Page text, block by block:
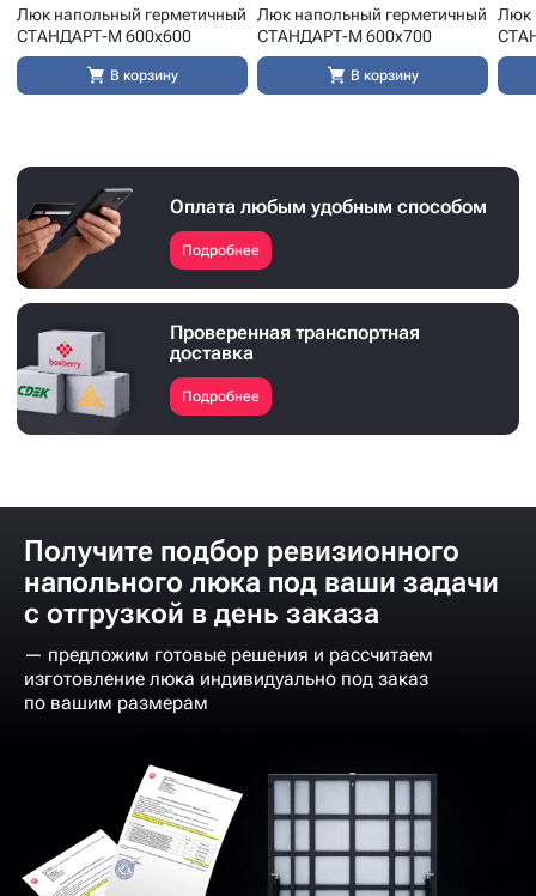
Люк напольный герметичный
СТАНДАРТ-М 600x600
В корзину
Люк напольный герметичный
СТАНДАРТ-М 600x700
В корзину
Люк
Оплата любым удобным способом
Подробнее
Проверенная транспортная
доставка
Подробнее
Получите подбор ревизионного
напольного люка под ваши задачи
с отгрузкой в день заказа
— предложим готовые решения и рассчитаем
изготовление люка индивидуально под заказ
по вашим размерам